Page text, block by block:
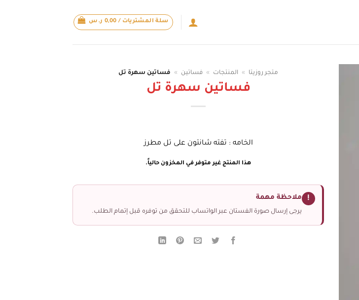
سلة المشتريات / 0,00 ر.س
متجر روزيتا » المنتجات » فساتين » فساتين سهرة تل
فساتين سهرة تل
الخامه : تفته شانتون على تل مطرز
هذا المنتج غير متوفر في المخزون حالياً.
! ملاحظة مهمة
يرجى إرسال صورة الفستان عبر الواتساب للتحقق من توفره قبل إتمام الطلب.